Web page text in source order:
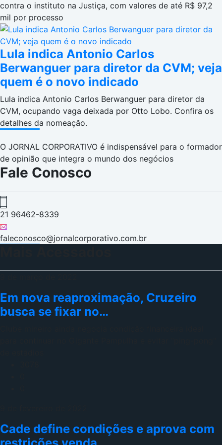
contra o instituto na Justiça, com valores de até R$ 97,2
mil por processo
Lula indica Antonio Carlos
Berwanguer para diretor da CVM; veja
quem é o novo indicado
Lula indica Antonio Carlos Berwanguer para diretor da
CVM, ocupando vaga deixada por Otto Lobo. Confira os
detalhes da nomeação.
O JORNAL CORPORATIVO é indispensável para o formador
de opinião que integra o mundo dos negócios
Fale Conosco
21 96462-8339
faleconosco@jornalcorporativo.com.br
Em nova reaproximação, Cruzeiro
busca se fixar no…
Cade define condições e aprova com